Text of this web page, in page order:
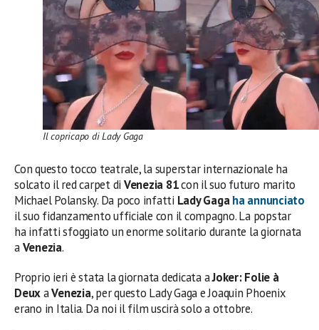
Il copricapo di Lady Gaga
Con questo tocco teatrale, la superstar internazionale ha
solcato il red carpet di Venezia 81con il suo futuro marito
Michael Polansky. Da poco infatti Lady Gaga ha annunciato
il suo fidanzamento ufficiale con il compagno. La popstar
ha infatti sfoggiato un enorme solitario durante la giornata
aVenezia.
Proprio ieri è stata la giornata dedicata aJoker: Folie à
DeuxaVenezia, per questo Lady Gaga e Joaquin Phoenix
erano in Italia. Da noi il film uscirà solo a ottobre.